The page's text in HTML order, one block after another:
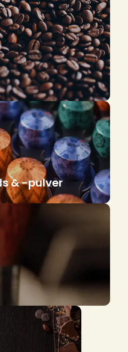
& -pulver